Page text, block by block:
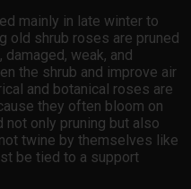
mainly in late winter to
old shrub roses are pruned
weak, and
the shrub and improve air
and botanical roses are
they often bloom on
only pruning but also
twine by themselves like
be tied to a support